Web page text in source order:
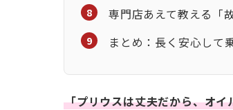
専門店あえて教える「
まとめ：長く安心して
「プリウスは丈夫だから、オ